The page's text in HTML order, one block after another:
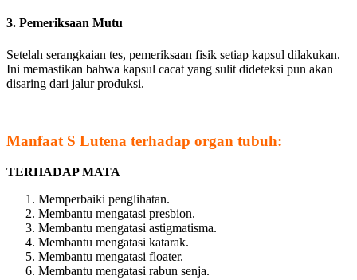
3. Pemeriksaan Mutu
Setelah serangkaian tes, pemeriksaan fisik setiap kapsul dilakukan.
Ini memastikan bahwa kapsul cacat yang sulit dideteksi pun akan
disaring dari jalur produksi.
Manfaat S Lutena terhadap organ tubuh:
TERHADAP MATA
Memperbaiki penglihatan.
Membantu mengatasi presbion.
Membantu mengatasi astigmatisma.
Membantu mengatasi katarak.
Membantu mengatasi floater.
Membantu mengatasi rabun senja.